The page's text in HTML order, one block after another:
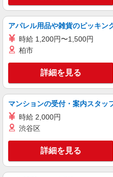
派遣社員
株式会社日本パーソナルビジネ
≪携帯販売
時給1700
用へ切替後：
神奈川県座
キープ
派遣社員
株式会社日本パーソナルビジネス
≪携帯販売
ナー≫
時給1500
神奈川県
アパレル用品や雑貨のピッキン
時給 1,200円〜1,500円
柏市
詳細を見る
マンションの受付・案内スタッ
時給 2,000円
渋谷区
詳細を見る